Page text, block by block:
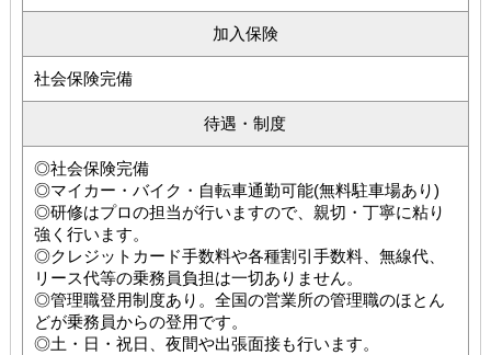
加入保険
社会保険完備
待遇・制度
◎社会保険完備
◎マイカー・バイク・自転車通勤可能(無料駐車場あり)
◎研修はプロの担当が行いますので、親切・丁寧に粘り
強く行います。
◎クレジットカード手数料や各種割引手数料、無線代、
リース代等の乗務員負担は一切ありません。
◎管理職登用制度あり。全国の営業所の管理職のほとん
どが乗務員からの登用です。
◎土・日・祝日、夜間や出張面接も行います。